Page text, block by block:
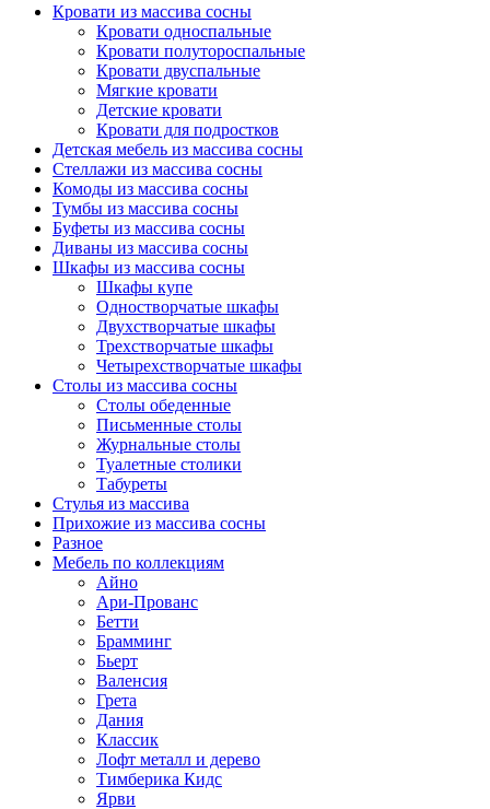
Кровати из массива сосны
Кровати односпальные
Кровати полутороспальные
Кровати двуспальные
Мягкие кровати
Детские кровати
Кровати для подростков
Детская мебель из массива сосны
Стеллажи из массива сосны
Комоды из массива сосны
Тумбы из массива сосны
Буфеты из массива сосны
Диваны из массива сосны
Шкафы из массива сосны
Шкафы купе
Одностворчатые шкафы
Двухстворчатые шкафы
Трехстворчатые шкафы
Четырехстворчатые шкафы
Столы из массива сосны
Столы обеденные
Письменные столы
Журнальные столы
Туалетные столики
Табуреты
Стулья из массива
Прихожие из массива сосны
Разное
Мебель по коллекциям
Айно
Ари-Прованс
Бетти
Брамминг
Бьерт
Валенсия
Грета
Дания
Классик
Лофт металл и дерево
Тимберика Кидс
Ярви